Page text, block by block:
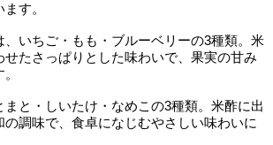
す。
、いちご・もも・ブルーベリーの3種類。米
たさっぱりとした味わいで、果実の甘み
まと・しいたけ・なめこの3種類。米酢に出
調味で、食卓になじむやさしい味わいに